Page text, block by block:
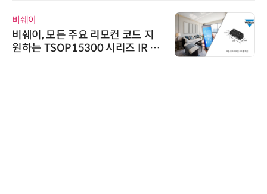
모컨 코드 지
시리즈 IR 수
위고페어
위고페어, 서울AI허
환(AX) 지원사업' 컨